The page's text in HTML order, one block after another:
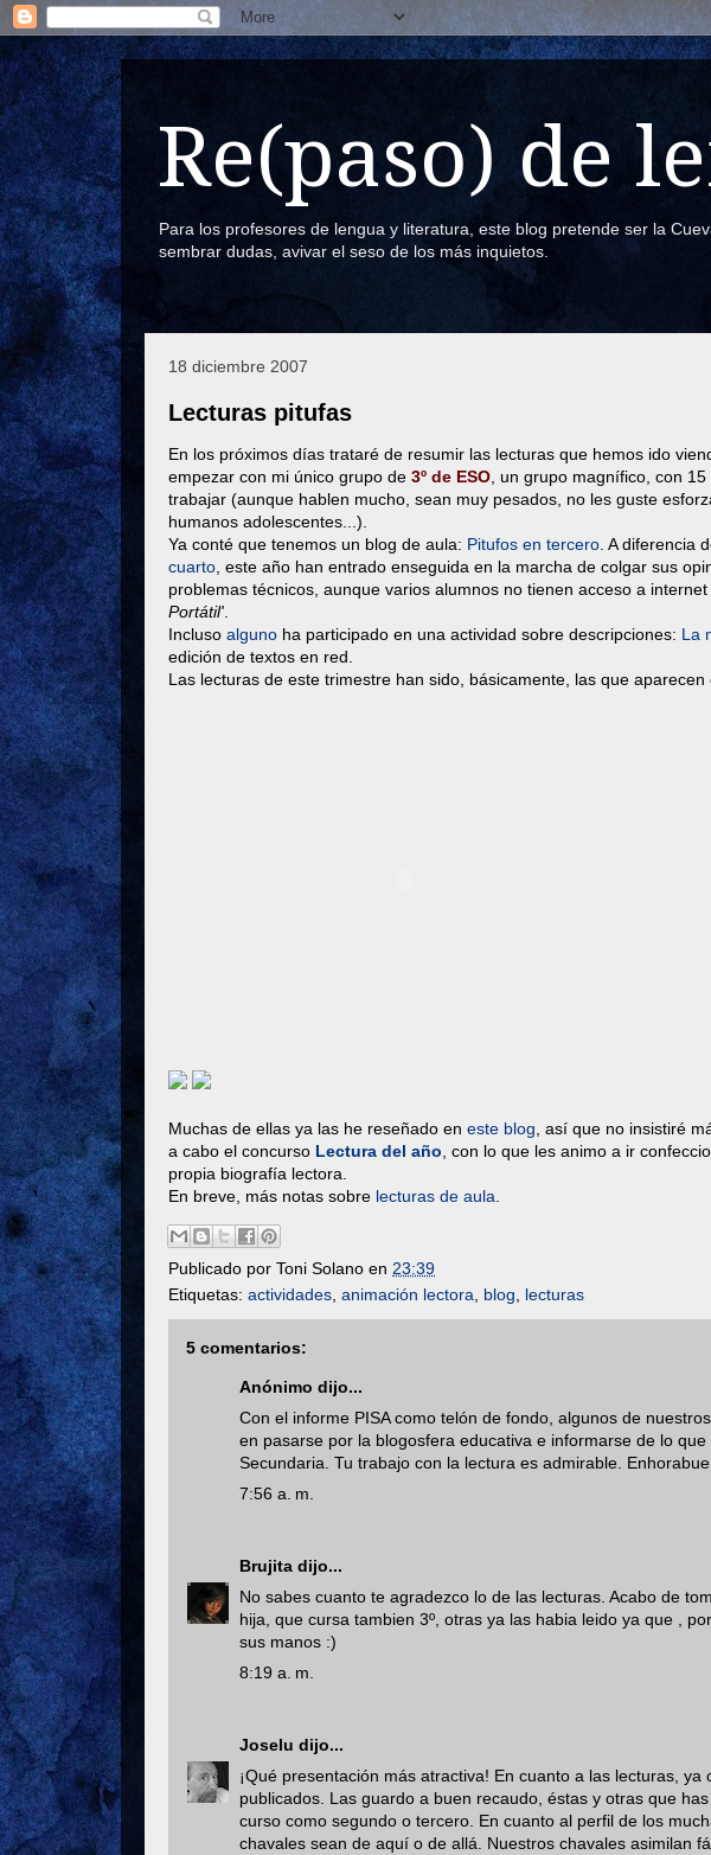
Re(paso) de
Para los profesores de lengua y literatura, este blog pretende ser la
sembrar dudas, avivar el seso de los más inquietos.
18 diciembre 2007
Lecturas pitufas
En los próximos días trataré de resumir las lecturas que hemos ido
empezar con mi único grupo de 3º de ESO , un grupo magnífico, con
trabajar (aunque hablen mucho, sean muy pesados, no les guste
humanos adolescentes...).
Ya conté que tenemos un blog de aula: Pitufos en tercero . A diferencia
cuarto , este año han entrado enseguida en la marcha de colgar sus
problemas técnicos, aunque varios alumnos no tienen acceso a
Portátil'
Incluso alguno ha participado en una actividad sobre descripciones: La
edición de textos en red.
Las lecturas de este trimestre han sido, básicamente, las que aparecen
Muchas de ellas ya las he reseñado en este blog , así que no insistiré
a cabo el concurso Lectura del año , con lo que les animo a ir
propia biografía lectora.
En breve, más notas sobre lecturas de aula
Publicado por Toni Solano en 23:39
Etiquetas: actividades animación lectora blog lecturas
5 comentarios:
Anónimo dijo...
Con el informe PISA como telón de fondo, algunos de
en pasarse por la blogosfera educativa e informarse de lo
Secundaria. Tu trabajo con la lectura es admirable.
7:56 a. m.
Brujita dijo...
No sabes cuanto te agradezco lo de las lecturas. Acabo de
hija, que cursa tambien 3º, otras ya las habia leido ya que ,
sus manos :)
8:19 a. m.
Joselu dijo...
¡Qué presentación más atractiva! En cuanto a las lecturas,
publicados. Las guardo a buen recaudo, éstas y otras que
curso como segundo o tercero. En cuanto al perfil de los
chavales sean de aquí o de allá. Nuestros chavales asimilan